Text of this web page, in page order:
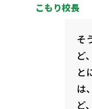
こもり校長
そ
ど
と
は
ど